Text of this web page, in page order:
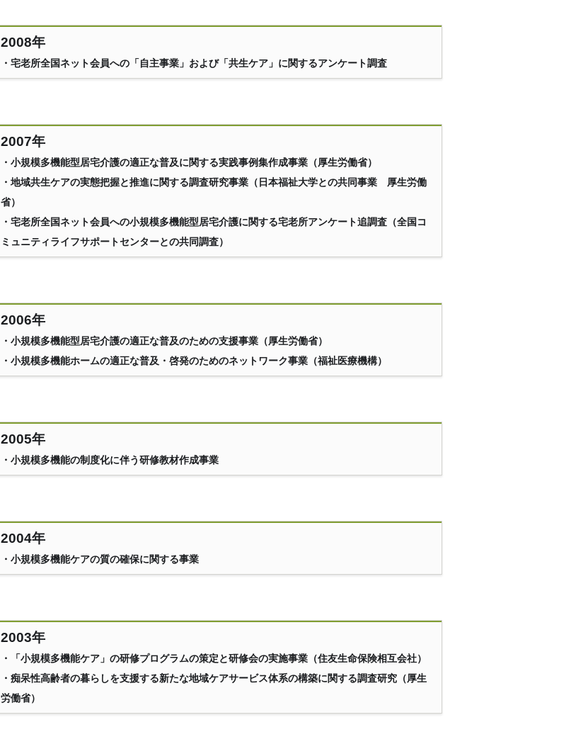
2008年
・宅老所全国ネット会員への「自主事業」および「共生ケア」に関するアンケート調査
2007年
・小規模多機能型居宅介護の適正な普及に関する実践事例集作成事業（厚生労働省）
・地域共生ケアの実態把握と推進に関する調査研究事業（日本福祉大学との共同事業 厚生労働
省）
・宅老所全国ネット会員への小規模多機能型居宅介護に関する宅老所アンケート追調査（全国コ
ミュニティライフサポートセンターとの共同調査）
2006年
・小規模多機能型居宅介護の適正な普及のための支援事業（厚生労働省）
・小規模多機能ホームの適正な普及・啓発のためのネットワーク事業（福祉医療機構）
2005年
・小規模多機能の制度化に伴う研修教材作成事業
2004年
・小規模多機能ケアの質の確保に関する事業
2003年
・「小規模多機能ケア」の研修プログラムの策定と研修会の実施事業（住友生命保険相互会社）
・痴呆性高齢者の暮らしを支援する新たな地域ケアサービス体系の構築に関する調査研究（厚生
労働省）